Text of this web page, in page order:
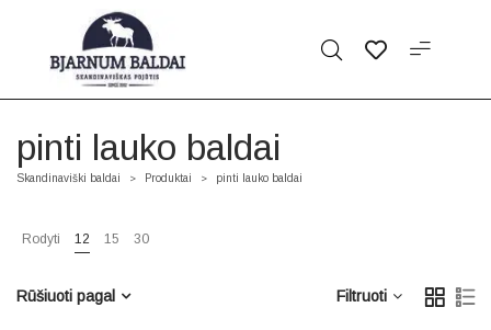
pinti lauko baldai
Skandinaviški baldai > Produktai > pinti lauko baldai
Rodyti 12 15 30
Filtruoti
Rūšiuoti pagal